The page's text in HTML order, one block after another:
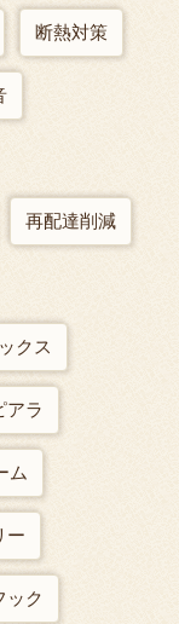
断熱対策
再配達削減
クス
アラ
ム
ー
ック